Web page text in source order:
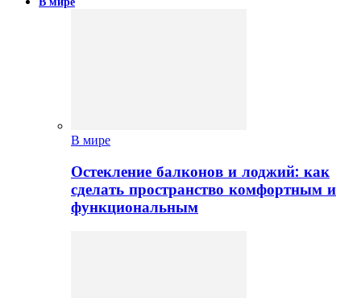
В мире
Остекление балконов и лоджий: как
сделать пространство комфортным и
функциональным